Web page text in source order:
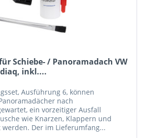
Schiebe- / Panoramadach VW
inkl....
Ausführung 6, können
nach
ein vorzeitiger Ausfall
wie Knarzen, Klappern und
Der im Lieferumfang...